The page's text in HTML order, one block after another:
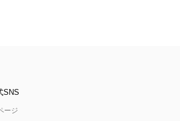
SNS
ージ